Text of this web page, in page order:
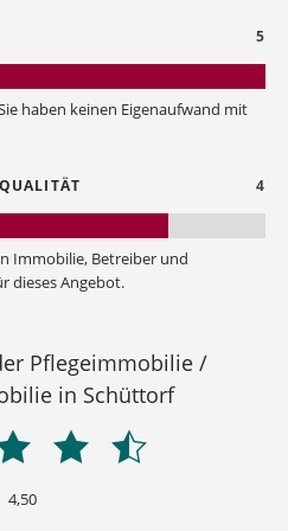
5
haben keinen Eigenaufwand mit
4
Immobilie, Betreiber und
dieses Angebot.
Pflegeimmobilie /
in Schüttorf
4,50